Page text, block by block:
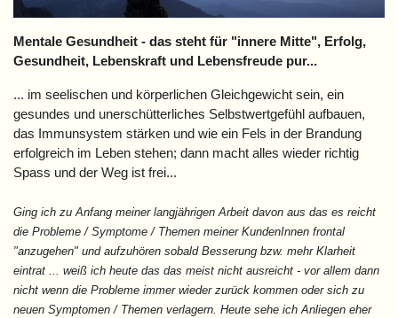
Mentale Gesundheit - das steht für "innere Mitte", Erfolg,
Gesundheit, Lebenskraft und Lebensfreude pur...
... im seelischen und körperlichen Gleichgewicht sein, ein
gesundes und unerschütterliches Selbstwertgefühl aufbauen,
das Immunsystem stärken und wie ein Fels in der Brandung
erfolgreich im Leben stehen; dann macht alles wieder richtig
Spass und der Weg ist frei...
Ging ich zu Anfang meiner langjährigen Arbeit davon aus das es reicht
die Probleme / Symptome / Themen meiner KundenInnen frontal
"anzugehen" und aufzuhören sobald Besserung bzw. mehr Klarheit
eintrat ... weiß ich heute das das meist nicht ausreicht - vor allem dann
nicht wenn die Probleme immer wieder zurück kommen oder sich zu
neuen Symptomen / Themen verlagern. Heute sehe ich Anliegen eher